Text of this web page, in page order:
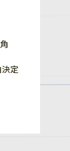
定